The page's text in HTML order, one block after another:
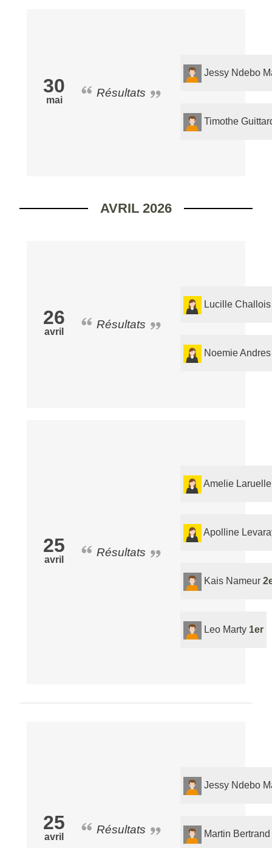
30
mai
Résultats
Jessy Ndebo
Timothe
AVRIL 2026
26
avril
Résultats
Lucille Challois
Noemie Andres
25
avril
Résultats
Amelie Laruelle
Apolline
Kais Nameur
Leo Marty 1er
25
avril
Résultats
Jessy Ndebo
Martin Bertrand